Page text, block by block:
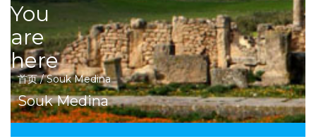
You
are
here
首页 / Souk Medina
Souk Medina